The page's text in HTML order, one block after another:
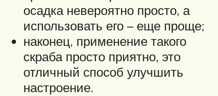
осадка невероятно просто, а
использовать его – еще проще;
наконец, применение такого
скраба просто приятно, это
отличный способ улучшить
настроение.